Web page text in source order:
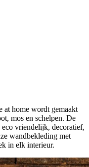
at home wordt gemaakt
mos en schelpen. De
eco vriendelijk, decoratief,
wandbekleding met
in elk interieur.